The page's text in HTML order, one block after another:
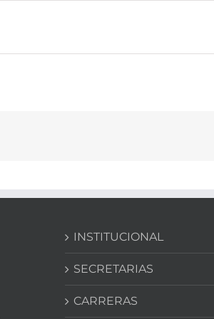
INSTITUCIONAL
SECRETARIAS
CARRERAS